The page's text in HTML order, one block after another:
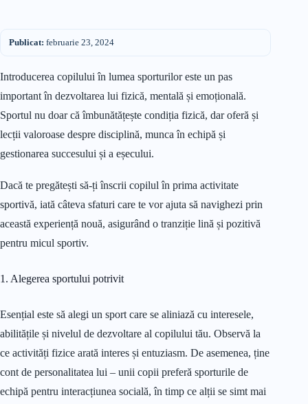
Publicat: februarie 23, 2024
Introducerea copilului în lumea sporturilor este un pas
important în dezvoltarea lui fizică, mentală și emoțională.
Sportul nu doar că îmbunătățește condiția fizică, dar oferă și
lecții valoroase despre disciplină, munca în echipă și
gestionarea succesului și a eșecului.
Dacă te pregătești să-ți înscrii copilul în prima activitate
sportivă, iată câteva sfaturi care te vor ajuta să navighezi prin
această experiență nouă, asigurând o tranziție lină și pozitivă
pentru micul sportiv.
1. Alegerea sportului potrivit
Esențial este să alegi un sport care se aliniază cu interesele,
abilitățile și nivelul de dezvoltare al copilului tău. Observă la
ce activități fizice arată interes și entuziasm. De asemenea, ține
cont de personalitatea lui – unii copii preferă sporturile de
echipă pentru interacțiunea socială, în timp ce alții se simt mai